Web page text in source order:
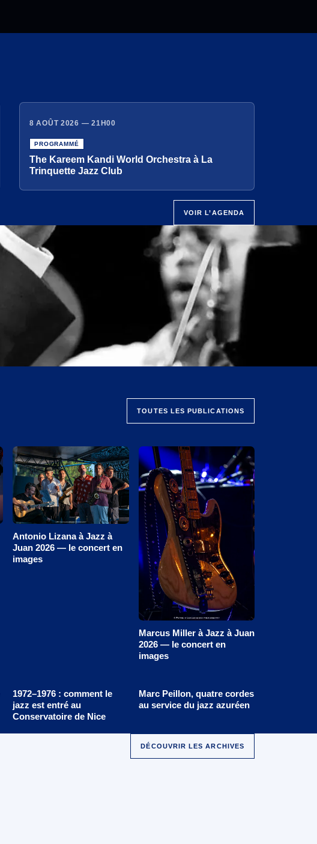
8 AOÛT 2026 — 21H00
PROGRAMMÉ
The Kareem Kandi World Orchestra à La
Trinquette Jazz Club
VOIR L’AGENDA
TOUTES LES PUBLICATIONS
Antonio Lizana à Jazz à
Juan 2026 — le concert en
images
Marcus Miller à Jazz à Juan
2026 — le concert en
images
1972–1976 : comment le
jazz est entré au
Conservatoire de Nice
Marc Peillon, quatre cordes
au service du jazz azuréen
DÉCOUVRIR LES ARCHIVES